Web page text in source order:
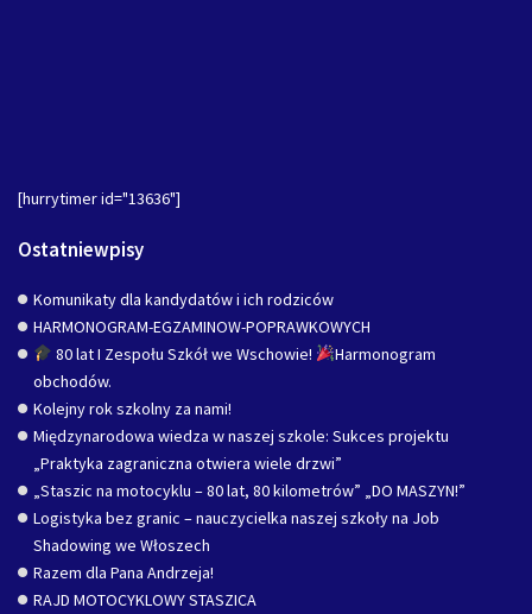
[hurrytimer id="13636"]
Ostatniewpisy
Komunikaty dla kandydatów i ich rodziców
HARMONOGRAM-EGZAMINOW-POPRAWKOWYCH
80 lat I Zespołu Szkół we Wschowie!
Harmonogram
obchodów.
Kolejny rok szkolny za nami!
Międzynarodowa wiedza w naszej szkole: Sukces projektu
„Praktyka zagraniczna otwiera wiele drzwi”
„Staszic na motocyklu – 80 lat, 80 kilometrów” „DO MASZYN!”
Logistyka bez granic – nauczycielka naszej szkoły na Job
Shadowing we Włoszech
Razem dla Pana Andrzeja!
RAJD MOTOCYKLOWY STASZICA